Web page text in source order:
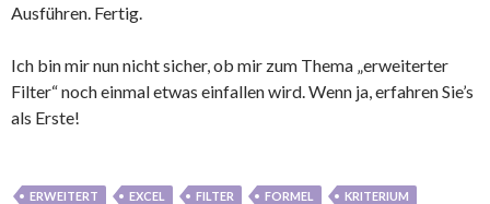
Ausführen. Fertig.
Ich bin mir nun nicht sicher, ob mir zum Thema „erweiterter
Filter“ noch einmal etwas einfallen wird. Wenn ja, erfahren Sie’s
als Erste!
ERWEITERT EXCEL FILTER FORMEL
KRITERIUM